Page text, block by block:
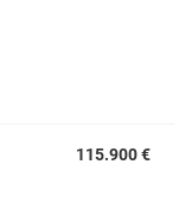
115.900 €